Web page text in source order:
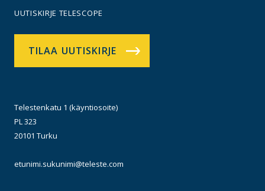
UUTISKIRJE TELESCOPE
TILAA UUTISKIRJE
Telestenkatu 1 (käyntiosoite)
PL 323
20101 Turku
etunimi.sukunimi@teleste.com